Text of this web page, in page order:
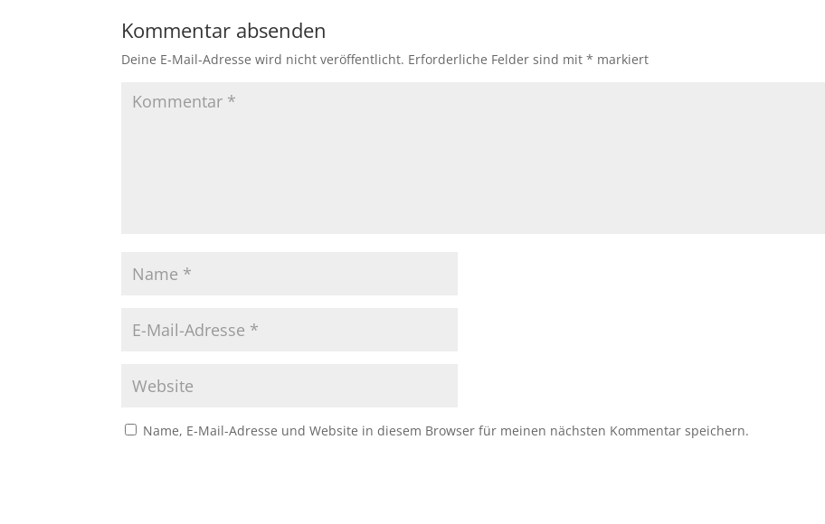
Kommentar absenden
Deine E-Mail-Adresse wird nicht veröffentlicht. Erforderliche Felder sind mit* markiert
Name, E-Mail-Adresse und Website in diesem Browser für meinen nächsten Kommentar speichern.